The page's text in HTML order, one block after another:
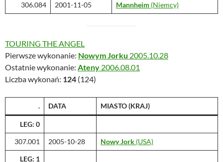
306.084 2001-11-05 Mannheim (Niemcy)
TOURING THE ANGEL
Pierwsze wykonanie: Nowym Jorku 2005.10.28
Ostatnie wykonanie: Ateny 2006.08.01
Liczba wykonań: 124 (124)
. DATA MIASTO (KRAJ)
LEG: 0
307.001 2005-10-28 Nowy Jork (USA)
LEG: 1